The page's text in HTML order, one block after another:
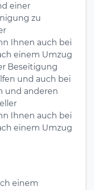
einer
zu
Ihnen auch bei
einem Umzug
Beseitigung
und auch bei
und anderen
Ihnen auch bei
einem Umzug
einem